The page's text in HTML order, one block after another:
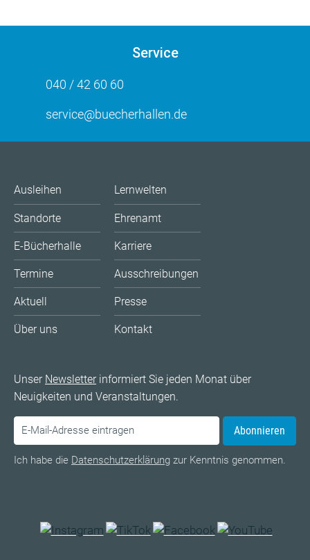
Service
040 / 42 60 60
service@buecherhallen.de
Ausleihen
Standorte
E-Bücherhalle
Termine
Aktuell
Über uns
Lernwelten
Ehrenamt
Karriere
Ausschreibungen
Presse
Kontakt
Unser Newsletterinformiert Sie jeden Monat über
Neuigkeiten und Veranstaltungen.
Abonnieren
Ich habe die Datenschutzerklärung zur Kenntnis genommen.